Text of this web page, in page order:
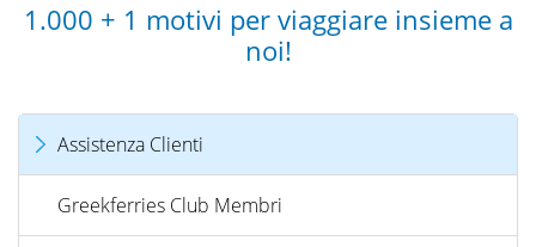
1.000 + 1 motivi per viaggiare insieme a
noi!
Assistenza Clienti
Greekferries Club Membri